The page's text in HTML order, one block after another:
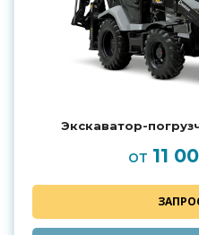
Экскаватор-
от 11